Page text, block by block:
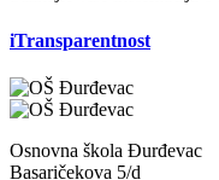
iTransparentnost
Osnovna škola Đurđevac
Basaričekova 5/d